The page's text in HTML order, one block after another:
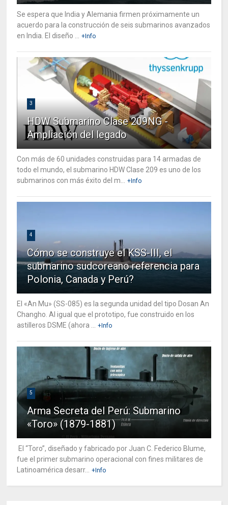
Se espera que India y Alemania firmen próximamente un
acuerdo para la construcción de seis submarinos avanzados
en India. El diseño ...
+Info
3
HDW Submarino Clase 209NG -
Ampliación del legado
Con más de 60 unidades construidas para 14 armadas de
todo el mundo, el submarino HDW Clase 209 es uno de los
submarinos con más éxito del m...
+Info
4
Cómo se construye el KSS-III, el
submarino sudcoreano referencia para
Polonia, Canada y Perú?
El «An Mu» (SS-085) es la segunda unidad del tipo Dosan An
Changho. Al igual que el prototipo, fue construido en los
astilleros DSME (ahora ...
+Info
5
Arma Secreta del Perú: Submarino
«Toro» (1879-1881)
El “Toro”, diseñado y fabricado por Juan C. Federico Blume,
fue el primer submarino operacional con fines militares de
Latinoamérica desarr...
+Info